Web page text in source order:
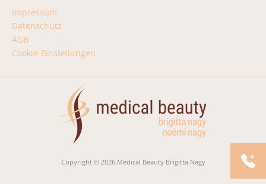
Impressum
Datenschutz
AGB
Cookie-Einstellungen
Copyright © 2026 Medical Beauty Brigitta Nagy